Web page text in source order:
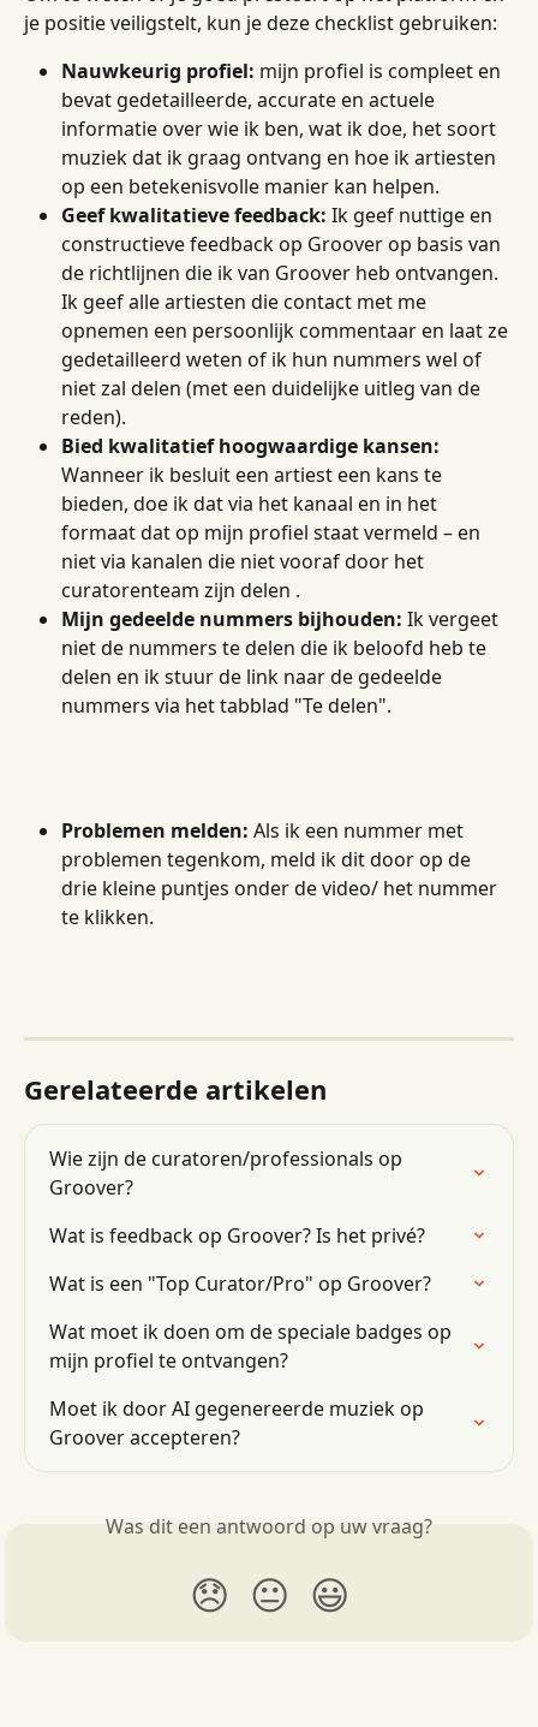
je positie veiligstelt, kun je deze checklist gebruiken:
Nauwkeurig profiel: mijn profiel is compleet en
bevat gedetailleerde, accurate en actuele
informatie over wie ik ben, wat ik doe, het soort
muziek dat ik graag ontvang en hoe ik artiesten
op een betekenisvolle manier kan helpen.
Geef kwalitatieve feedback: Ik geef nuttige en
constructieve feedback op Groover op basis van
de richtlijnen die ik van Groover heb ontvangen.
Ik geef alle artiesten die contact met me
opnemen een persoonlijk commentaar en laat ze
gedetailleerd weten of ik hun nummers wel of
niet zal delen (met een duidelijke uitleg van de
reden).
Bied kwalitatief hoogwaardige kansen:
Wanneer ik besluit een artiest een kans te
bieden, doe ik dat via het kanaal en in het
formaat dat op mijn profiel staat vermeld – en
niet via kanalen die niet vooraf door het
curatorenteam zijn delen .
Mijn gedeelde nummers bijhouden: Ik vergeet
niet de nummers te delen die ik beloofd heb te
delen en ik stuur de link naar de gedeelde
nummers via het tabblad "Te delen".
Problemen melden: Als ik een nummer met
problemen tegenkom, meld ik dit door op de
drie kleine puntjes onder de video/ het nummer
te klikken.
Gerelateerde artikelen
Wie zijn de curatoren/professionals op
Groover?
Wat is feedback op Groover? Is het privé?
Wat is een "Top Curator/Pro" op Groover?
Wat moet ik doen om de speciale badges op
mijn profiel te ontvangen?
Moet ik door AI gegenereerde muziek op
Groover accepteren?
Was dit een antwoord op uw vraag?
😞 😐 😃